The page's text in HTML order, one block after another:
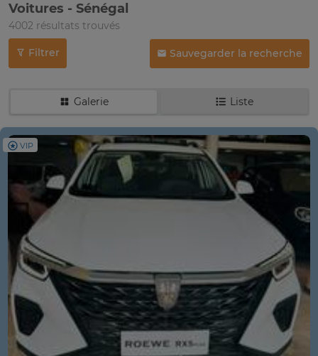
Voitures - Sénégal
4002 résultats trouvés
Filtrer Sauvegarder la recherche
Galerie Liste
VIP